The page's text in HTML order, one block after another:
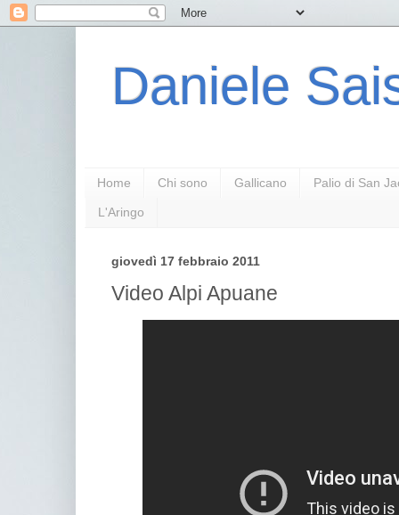
Daniele
Home Chi sono Gallicano Palio di San
L'Aringo
giovedì 17 febbraio 2011
Video Alpi Apuane